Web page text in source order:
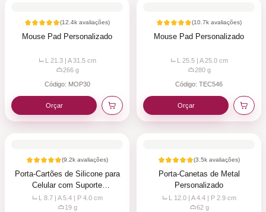
(12.4k avaliações)
Mouse Pad Personalizado
L 21.3 | A 31.5 cm
266g
Código: MOP30
Orçar
(10.7k avaliações)
Mouse Pad Personalizado
L 25.5 | A 25.0 cm
280g
Código: TEC546
Orçar
(9.2k avaliações)
Porta-Cartões de Silicone para
Celular com Suporte
Personalizado
L 8.7 | A 5.4 | P 4.0 cm
19g
(3.5k avaliações)
Porta-Canetas de Metal
Personalizado
L 12.0 | A 4.4 | P 2.9 cm
62g